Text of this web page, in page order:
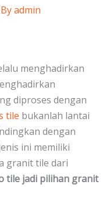
admin
menghadirkan
diproses dengan
tile bukanlah lantai
dengan
ini memiliki
granit tile dari
tile jadi pilihan granit